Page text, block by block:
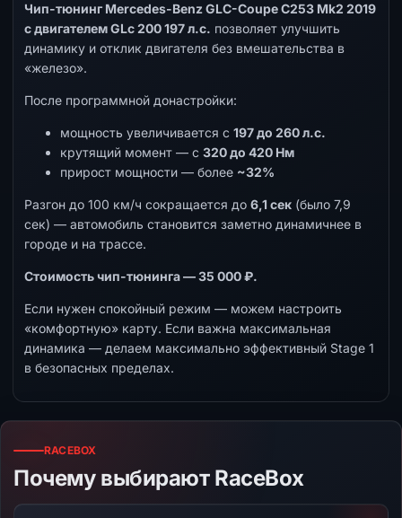
Чип-тюнинг Mercedes-Benz GLC-Coupe C253 Mk2 2019
с двигателем GLc 200 197 л.с. позволяет улучшить
динамику и отклик двигателя без вмешательства в
«железо».
После программной донастройки:
мощность увеличивается с 197 до 260 л.с.
крутящий момент — с 320 до 420 Нм
прирост мощности — более ~32%
Разгон до 100 км/ч сокращается до 6,1 сек (было 7,9
сек) — автомобиль становится заметно динамичнее в
городе и на трассе.
Стоимость чип-тюнинга — 35 000 ₽.
Если нужен спокойный режим — можем настроить
«комфортную» карту. Если важна максимальная
динамика — делаем максимально эффективный Stage 1
в безопасных пределах.
RACEBOX
Почему выбирают RaceBox